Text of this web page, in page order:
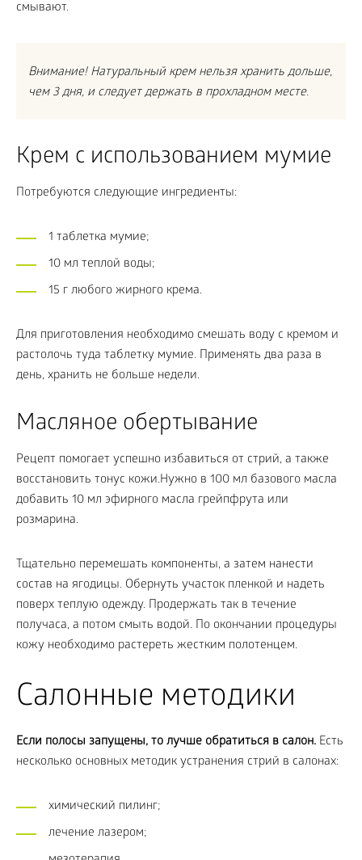
смывают.
Внимание! Натуральный крем нельзя хранить дольше,
чем 3 дня, и следует держать в прохладном месте.
Крем с использованием мумие
Потребуются следующие ингредиенты:
1 таблетка мумие;
10 мл теплой воды;
15 г любого жирного крема.
Для приготовления необходимо смешать воду с кремом и
растолочь туда таблетку мумие. Применять два раза в
день, хранить не больше недели.
Масляное обертывание
Рецепт помогает успешно избавиться от стрий, а также
восстановить тонус кожи.Нужно в 100 мл базового масла
добавить 10 мл эфирного масла грейпфрута или
розмарина.
Тщательно перемешать компоненты, а затем нанести
состав на ягодицы. Обернуть участок пленкой и надеть
поверх теплую одежду. Продержать так в течение
получаса, а потом смыть водой. По окончании процедуры
кожу необходимо растереть жестким полотенцем.
Салонные методики
Если полосы запущены, то лучше обратиться в салон. Есть
несколько основных методик устранения стрий в салонах:
химический пилинг;
лечение лазером;